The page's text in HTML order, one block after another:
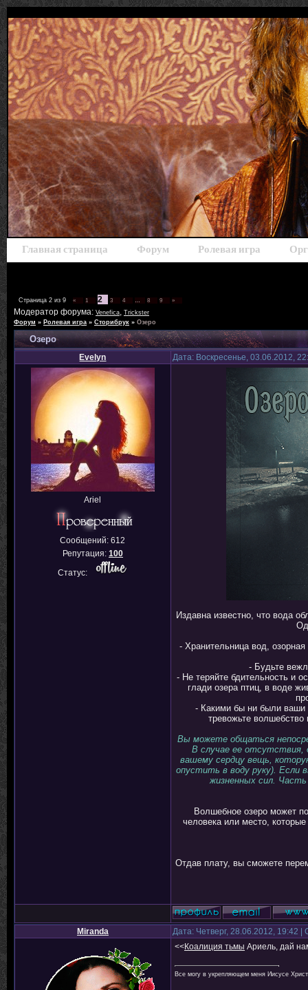
Главная страница Форум Ролевая игра
Страница 2 из 9 « 1 2 3 4 … 8 9 »
Модератор форума: Venefica, Trickster
Форум » Ролевая игра » Сторибрук » Озеро
Озеро
Evelyn Дата: Воскресенье, 03.06.2012,
Ariel
Сообщений:612
Репутация: 100
Статус:
Издавна известно, что вода
- Хранительница вод,
- Будьте
- Не теряйте бдительность и
глади озера птиц, в воде
- Какими бы ни были
тревожьте
Вы можете общаться
В случае ее отсутствия,
вашему сердцу вещь,
опустить в воду руку). Если
жизненных сил.
Волшебное озеро может
человека или место,
Отдав плату, вы сможете
Miranda Дата: Четверг, 28.06.2012, 19:42
<<Коалиция тьмы Ариель, дай
Все могу в укрепляющем меня Иисусе